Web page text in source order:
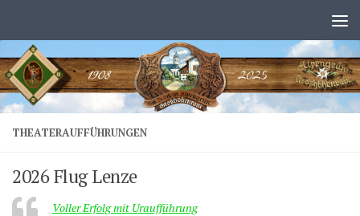
THEATERAUFFÜHRUNGEN
2026 Flug Lenze
Voller Erfolg mit Uraufführung